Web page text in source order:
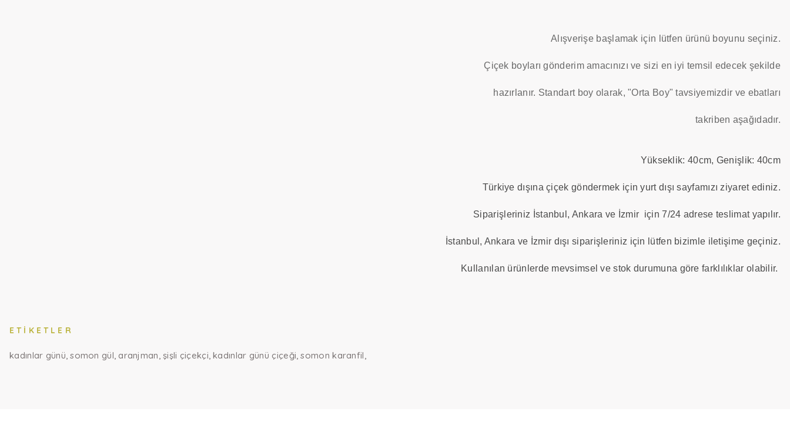
Alışverişe başlamak için lütfen ürünü boyunu seçiniz.
Çiçek boyları gönderim amacınızı ve sizi en iyi temsil edecek şekilde
hazırlanır. Standart boy olarak, "Orta Boy" tavsiyemizdir ve ebatları
takriben aşağıdadır.
Yükseklik: 40cm, Genişlik: 40cm
Türkiye dışına çiçek göndermek için yurt dışı sayfamızı ziyaret ediniz.
Siparişleriniz İstanbul, Ankara ve İzmir için 7/24 adrese teslimat yapılır.
İstanbul, Ankara ve İzmir dışı siparişleriniz için lütfen bizimle iletişime geçiniz.
Kullanılan ürünlerde mevsimsel ve stok durumuna göre farklılıklar olabilir.
ETIKETLER
kadınlar günü somon gül aranjman şişli çiçekçi kadınlar günü çiçeği somon karanfil